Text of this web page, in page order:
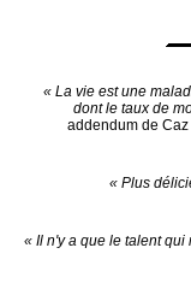
« La vie est une
dont le taux de
addendum de
« Plus
« Il n'y a que le talent